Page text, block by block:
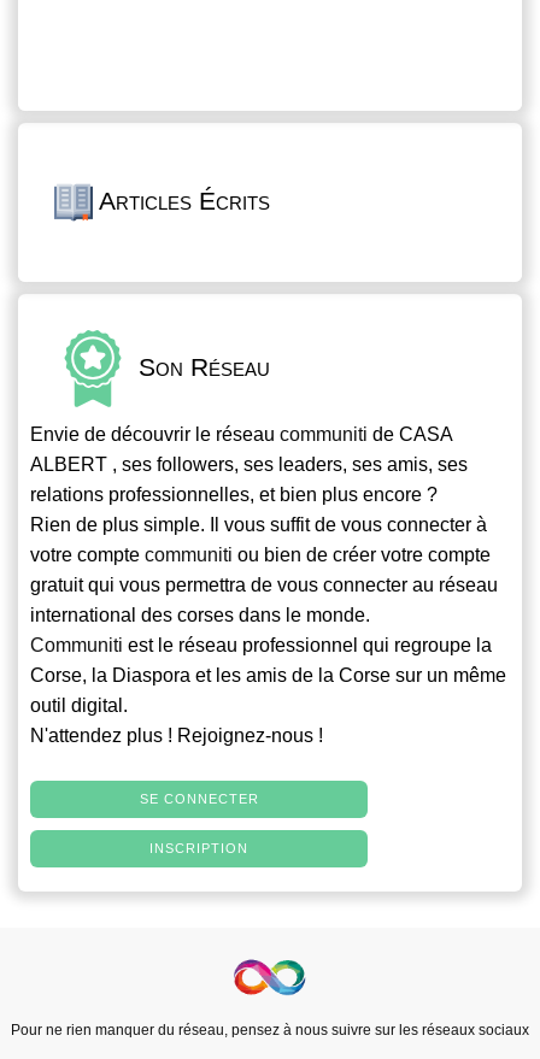
Articles Écrits
Son Réseau
Envie de découvrir le réseau communiti de CASA
ALBERT , ses followers, ses leaders, ses amis, ses
relations professionnelles, et bien plus encore ?
Rien de plus simple. Il vous suffit de vous connecter à
votre compte communiti ou bien de créer votre compte
gratuit qui vous permettra de vous connecter au réseau
international des corses dans le monde.
Communiti est le réseau professionnel qui regroupe la
Corse, la Diaspora et les amis de la Corse sur un même
outil digital.
N'attendez plus ! Rejoignez-nous !
SE CONNECTER
INSCRIPTION
Pour ne rien manquer du réseau, pensez à nous suivre sur les réseaux sociaux